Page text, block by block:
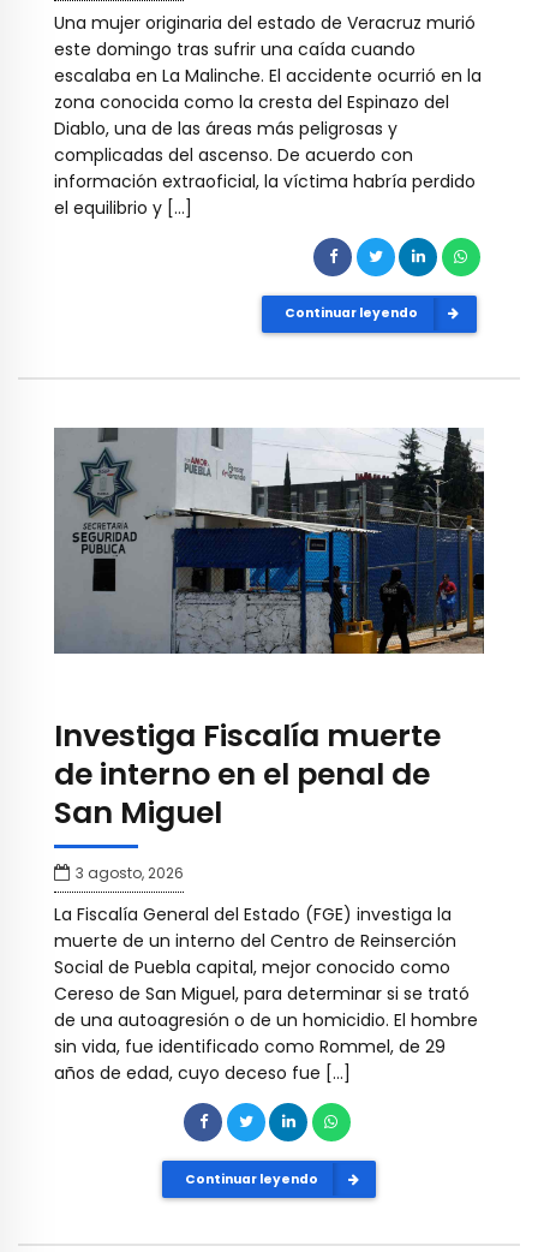
Una mujer originaria del estado de Veracruz murió
este domingo tras sufrir una caída cuando
escalaba en La Malinche. El accidente ocurrió en la
zona conocida como la cresta del Espinazo del
Diablo, una de las áreas más peligrosas y
complicadas del ascenso. De acuerdo con
información extraoficial, la víctima habría perdido
el equilibrio y […]
Continuar leyendo
Investiga Fiscalía muerte
de interno en el penal de
San Miguel
3 agosto, 2026
La Fiscalía General del Estado (FGE) investiga la
muerte de un interno del Centro de Reinserción
Social de Puebla capital, mejor conocido como
Cereso de San Miguel, para determinar si se trató
de una autoagresión o de un homicidio. El hombre
sin vida, fue identificado como Rommel, de 29
años de edad, cuyo deceso fue […]
Continuar leyendo